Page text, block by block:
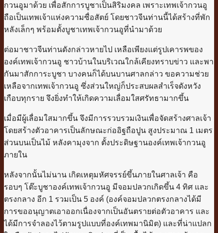
กวนอูมาด้วย เพื่อสักการบูชาเป็นสิริมงคล เพราะเทพเจ้ากวนอู
ถือเป็นเทพเจ้าแห่งความซื่อสัตย์ โดยชาวจีนท่านนี้ได้สร้างที่พัก
หลังเล็กๆ พร้อมตั้งบูชาเทพเจ้ากวนอูที่นำมาด้วย
ต่อมาชาวจีนท่านดังกล่าวหายไป เหลือเพียงแต่รูปเคารพของ
องค์เทพเจ้ากวนอู ชาวบ้านในบริเวณใกล้เคียงทราบข่าว และพา
กันมาสักการะบูชา บางคนก็ได้บนบานศาลกล่าว ขอความช่วย
เหลือจากเทพเจ้ากวนอู ซึ่งส่วนใหญ่ก็ประสบผลสำเร็จดังหวัง
เกือบทุกราย จึงยิ่งทำให้เกิดความเลื่อมใสศรัทธามากขึ้น
เมื่อมีผู้เลื่อมใสมากขึ้น จึงมีการรวบรวมเงินเพื่อจัดสร้างศาลเจ้า
โดยสร้างตัวอาคารเป็นลักษณะก่ออิฐถือปูน สูงประมาณ 1 เมตร
ส่วนบนเป็นไม้ หลังคามุงจาก ตั้งประดิษฐานองค์เทพเจ้ากวนอู
ภายใน
หลังจากนั้นไม่นาน เกิดเหตุมหัศจรรย์ขึ้นภายในศาลเจ้า คือ
รอบๆ โต๊ะบูชาองค์เทพเจ้ากวนอู มีจอมปลวกเกิดขึ้น 4 ทิศ และ
ตรงกลาง อีก 1 รวมเป็น 5 องค์ (องค์จอมปลวกตรงกลางได้มี
การขออนุญาตเอาออกเนื่องจากเป็นอันตรายต่อตัวอาคาร และ
ได้มีการจำลองไว้ตามรูปแบบที่องค์เทพมานิมิต) และที่น่าแปลก